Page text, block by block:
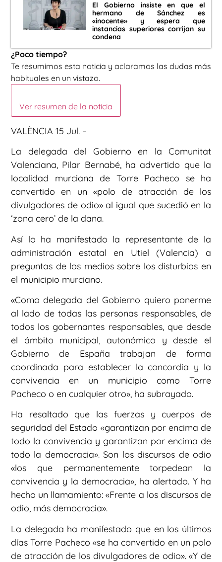
El Gobierno insiste en que el
hermano de Sánchez es
«inocente» y espera que
instancias superiores corrijan su
condena
¿Poco tiempo?
Te resumimos esta noticia y aclaramos las dudas más
habituales en un vistazo.
Ver resumen de la noticia
VALÈNCIA 15 Jul. –
La delegada del Gobierno en la Comunitat
Valenciana, Pilar Bernabé, ha advertido que la
localidad murciana de Torre Pacheco se ha
convertido en un «polo de atracción de los
divulgadores de odio» al igual que sucedió en la
‘zona cero’ de la dana.
Así lo ha manifestado la representante de la
administración estatal en Utiel (Valencia) a
preguntas de los medios sobre los disturbios en
el municipio murciano.
«Como delegada del Gobierno quiero ponerme
al lado de todas las personas responsables, de
todos los gobernantes responsables, que desde
el ámbito municipal, autonómico y desde el
Gobierno de España trabajan de forma
coordinada para establecer la concordia y la
convivencia en un municipio como Torre
Pacheco o en cualquier otro», ha subrayado.
Ha resaltado que las fuerzas y cuerpos de
seguridad del Estado «garantizan por encima de
todo la convivencia y garantizan por encima de
todo la democracia». Son los discursos de odio
«los que permanentemente torpedean la
convivencia y la democracia», ha alertado. Y ha
hecho un llamamiento: «Frente a los discursos de
odio, más democracia».
La delegada ha manifestado que en los últimos
días Torre Pacheco «se ha convertido en un polo
de atracción de los divulgadores de odio». «Y de